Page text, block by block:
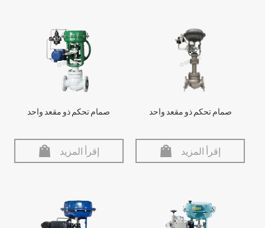
صمام تحكم ذو مقعد واحد
إقرأ المزيد
صمام تحكم ذو مقعد واحد
إقرأ المزيد